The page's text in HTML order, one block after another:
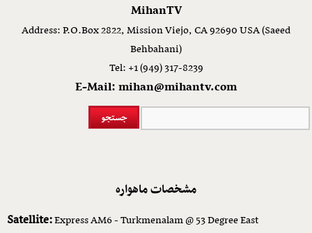
MihanTV
Address: P.O.Box 2822, Mission Viejo, CA 92690 USA (Saeed
Behbahani)
Tel: +1 (949) 317-8239
E-Mail: mihan@mihantv.com
مشخصات ماهواره
Satellite:Express AM6 - Turkmenalam @ 53 Degree East